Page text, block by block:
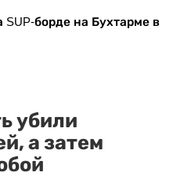
борде на Бухтарме в
убили
а затем